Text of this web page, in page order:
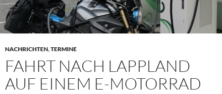
NACHRICHTEN,TERMINE
FAHRT NACH LAPPLAND
AUF EINEM E-MOTORRAD